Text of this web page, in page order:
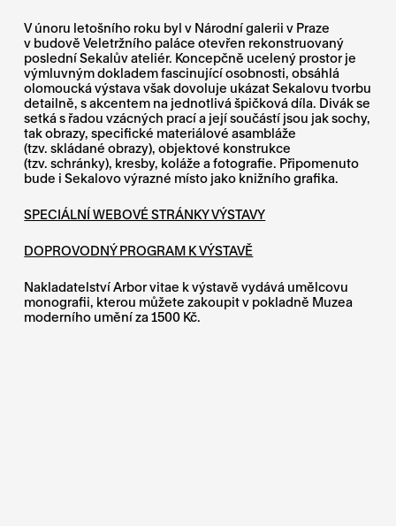
V únoru letošního roku byl v Národní galerii v Praze
v budově Veletržního paláce otevřen rekonstruovaný
poslední Sekalův ateliér. Koncepčně ucelený prostor je
výmluvným dokladem fascinující osobnosti, obsáhlá
olomoucká výstava však dovoluje ukázat Sekalovu tvorbu
detailně, s akcentem na jednotlivá špičková díla. Divák se
setká s řadou vzácných prací a její součástí jsou jak sochy,
tak obrazy, specifické materiálové asambláže
(tzv. skládané obrazy), objektové konstrukce
(tzv. schránky), kresby, koláže a fotografie. Připomenuto
bude i Sekalovo výrazné místo jako knižního grafika.
SPECIÁLNÍ WEBOVÉ STRÁNKY VÝSTAVY
DOPROVODNÝ PROGRAM K VÝSTAVĚ
Nakladatelství Arbor vitae k výstavě vydává umělcovu
monografii, kterou můžete zakoupit v pokladně Muzea
moderního umění za 1500 Kč.